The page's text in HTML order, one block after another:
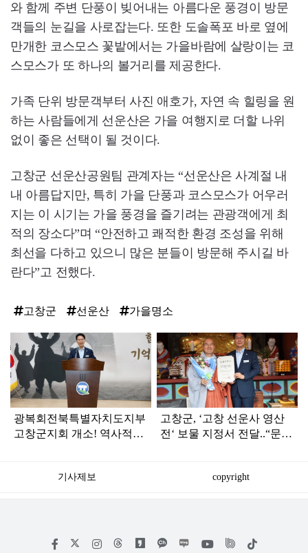
와 함께 주변 단풍이 빚어내는 아름다운 풍경이 방문
객들의 눈길을 사로잡는다. 또한 도솔폭포 바로 옆에
만개한 코스모스 꽃밭에서는 가을바람에 살랑이는 코
스모스가 또 하나의 볼거리를 제공한다.
가족 단위 방문객부터 사진 애호가, 자연 속 힐링을 원
하는 사람들에게 선운산은 가을 여행지로 더할 나위
없이 좋은 선택이 될 것이다.
고창군 선운산공원팀 관계자는 “선운산은 사계절 내
내 아름답지만, 특히 가을 단풍과 코스모스가 어우러
지는 이 시기는 가을 풍경을 즐기려는 관광객에게 최
적의 장소다”며 “안전하고 쾌적한 환경 조성을 위해
최선을 다하고 있으니 많은 분들이 방문해 주시길 바
란다”고 전했다.
고창군 선운산 가을명소
라
인
광복회전북특별자치도지부
고창군지회 개소! 역사적인
고창군, ‘고창 선운사 영산
전‘ 보물 지정서 전달..“문화
기사제보 copyright
페
인
위
틱